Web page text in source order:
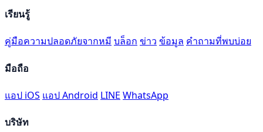
เรียนรู้
คู่มือความปลอดภัยจากหมี บล็อก ข่าว ข้อมูล คำถามที่พบบ่อย
มือถือ
แอป iOS แอป Android LINE WhatsApp
บริษัท